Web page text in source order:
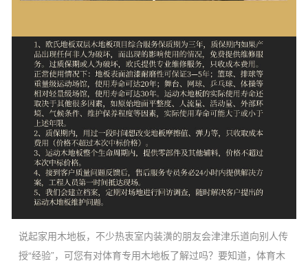
说起家用木地板，不少热衷室内装潢的朋友会津津乐道向别人传
授“经验”，可您有对体育专用木地板了解过吗？要知道，体育木